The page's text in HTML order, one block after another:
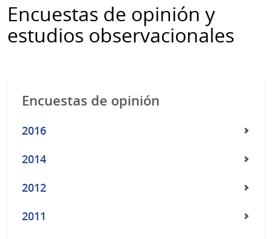
Encuestas de opinión y
estudios observacionales
Encuestas de opinión
2016
2014
2012
2011